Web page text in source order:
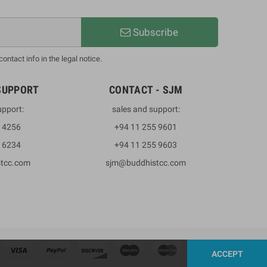
Subscribe
info in the legal notice.
4256
6234
CONTACT - SJM
sales and support:
+94 11 255 9601
+94 11 255 9603
sjm@buddhistcc.com
ACCEPT